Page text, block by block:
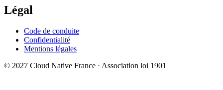
Légal
Code de conduite
Confidentialité
Mentions légales
© 2027 Cloud Native France · Association loi 1901